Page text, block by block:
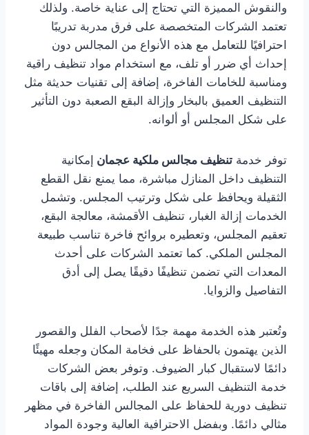
والنقوش المميزة التي تحتاج إلى عناية خاصة. ولذلك
تعتمد الشركات المتخصصة على فرق مدربة تدريبًا
احترافيًا للتعامل مع هذه الأنواع من المجالس دون
إحداث أي ضرر أو تلف، مع استخدام مواد تنظيف راقية
ومناسبة للخامات الفاخرة، إضافة إلى تقنيات حديثة مثل
التنظيف العميق بالبخار وإزالة البقع الصعبة دون التأثير
على شكل المجلس أو ألوانه.
توفر خدمة تنظيف مجالس ملكية عجمان إمكانية
التنظيف داخل المنازل مباشرة، مما يمنع نقل القطع
الثقيلة ويحافظ على شكل وترتيب المجلس. وتشمل
الخدمات إزالة الغبار، تنظيف الأقمشة، معالجة البقع،
تعقيم المجلس، وتعطيره بروائح فاخرة تناسب طبيعة
المجلس الملكي. كما تعتمد الشركات على أحدث
المعدات التي تضمن تنظيفًا دقيقًا يصل إلى أدق
التفاصيل والزوايا.
وتُعتبر هذه الخدمة مهمة جدًا لأصحاب الفلل والقصور
الذين يهتمون بالحفاظ على فخامة المكان وجعله مهيئًا
دائمًا لاستقبال كبار الضيوف. وتوفر بعض الشركات
خدمة التنظيف السريع عند الطلب، إضافة إلى باقات
تنظيف دورية للحفاظ على المجالس الفاخرة في مظهر
مثالي دائمًا. وبفضل الاحترافية العالية وجودة المواد